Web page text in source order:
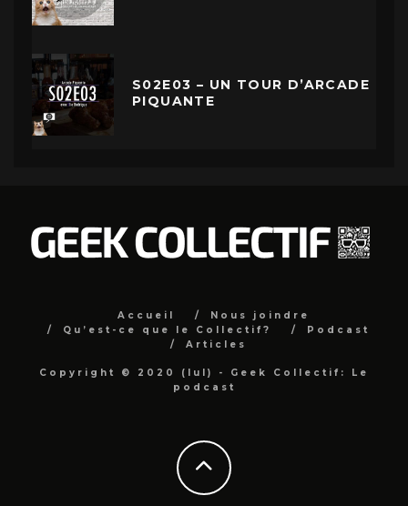
S02E03 – UN TOUR D’ARCADE
PIQUANTE
Accueil
Nous joindre
Qu’est-ce que le Collectif?
Podcast
Articles
Copyright © 2020 (lul) - Geek Collectif: Le
podcast